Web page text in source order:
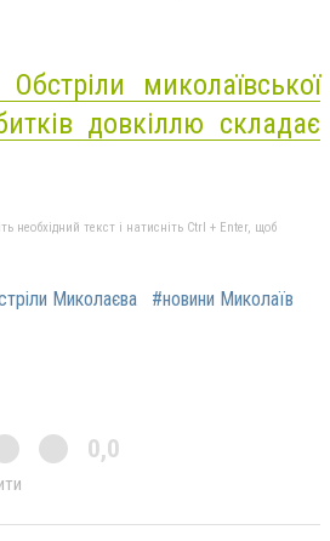
миколаївської
довкіллю складає
необхідний текст і натисніть Ctrl + Enter, щоб
Миколаєва #новини Миколаїв
0,0